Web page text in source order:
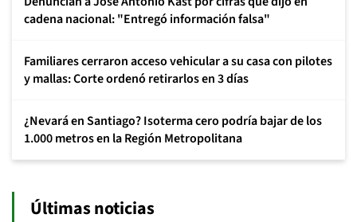
cadena nacional: "Entregó información falsa"
Familiares cerraron acceso vehicular a su casa con pilotes
y mallas: Corte ordenó retirarlos en 3 días
¿Nevará en Santiago? Isoterma cero podría bajar de los
1.000 metros en la Región Metropolitana
Últimas noticias